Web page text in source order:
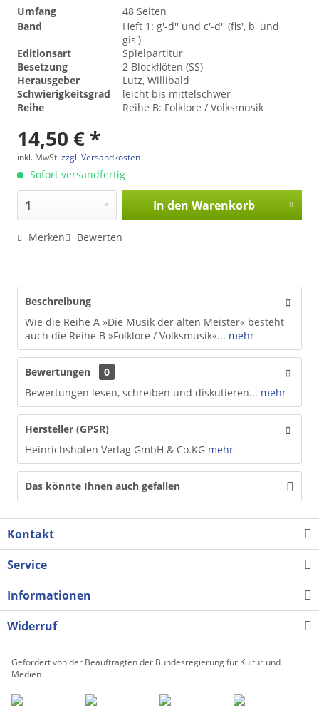
Umfang
48 Seiten
Band
Heft 1: g'-d'' und c'-d'' (fis', b' und
gis')
Editionsart
Spielpartitur
Besetzung
2 Blockflöten (SS)
Herausgeber
Lutz, Willibald
Schwierigkeitsgrad
leicht bis mittelschwer
Reihe
Reihe B: Folklore / Volksmusik
14,50 € *
inkl. MwSt.zzgl. Versandkosten
Sofort versandfertig
In den Warenkorb
Merken Bewerten
Beschreibung
Wie die Reihe A »Die Musik der alten Meister« besteht
auch die Reihe B »Folklore / Volksmusik«... mehr
Bewertungen
0
Bewertungen lesen, schreiben und diskutieren... mehr
Hersteller (GPSR)
Heinrichshofen Verlag GmbH & Co.KG mehr
Das könnte Ihnen auch gefallen
Kontakt
Service
Informationen
Widerruf
Gefördert von der Beauftragten der Bundesregierung für Kultur und
Medien